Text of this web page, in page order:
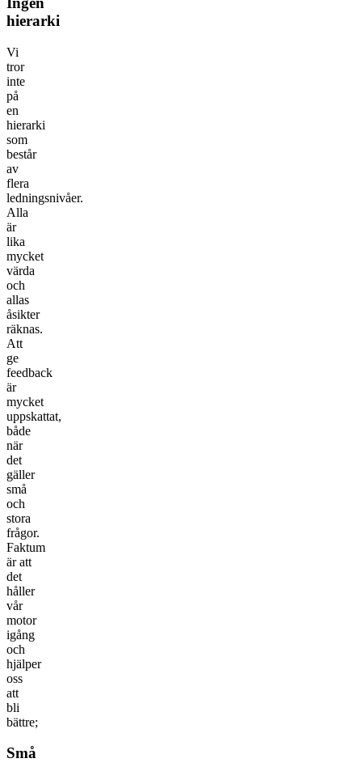
hierarki
Vi
tror
inte
på
en
hierarki
som
består
av
flera
ledningsnivåer.
Alla
är
lika
mycket
värda
och
allas
åsikter
räknas.
Att
ge
feedback
är
mycket
uppskattat,
både
när
det
gäller
små
och
stora
frågor.
Faktum
är att
det
håller
vår
motor
igång
och
hjälper
oss
att
bli
bättre;
Små